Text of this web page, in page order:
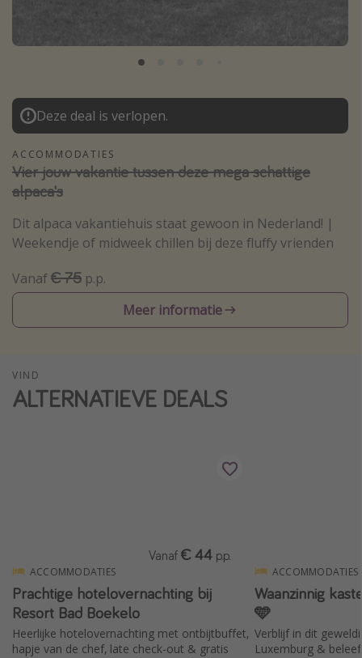
Sardinie
Madeira
Egypte
Bali
Type vakantie
Overzicht
Weekendje weg
Autoverhuur
Groepsreizen
Single reizen
Zonvakanties
25 beste pretparken
Beste keukens ter wereld
Center Parcs
Disneyland Parijs
Deze deal is verlopen.
ACCOMMODATIES
Vier jouw vakantie tussen deze mega schattige
alpaca's
Dit alpaca vakantiehuis staat gewoon in Nederland! |
Weekendje of midweek chillen bij deze fluffy vrienden
Vanaf€ 75 p.p.
Meer informatie
VIND
ALTERNATIEVE DEALS
ACCOMMODATIES
Prachtige hotelovernachting bij
Resort Bad Boekelo
Heerlijke hotelovernachting met ontbijtbuffet,
hapje van de chef, late check-out & gratis
Vanaf € 44 p.p.
ACCOMMODATIES
Waanzinnig
🩵
Verblijf in dit
Luxemburg &